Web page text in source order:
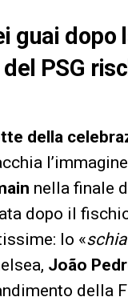
guai
PSG
della
nella finale
dopo il
lo «
João
della